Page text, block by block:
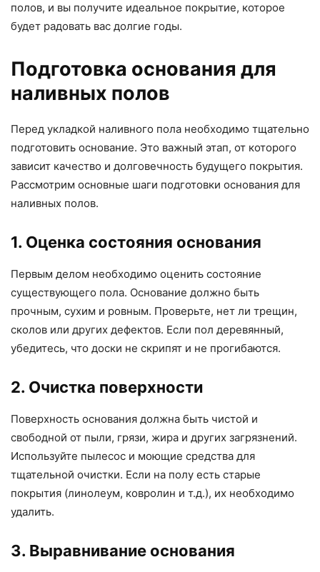
полов, и вы получите идеальное покрытие, которое
будет радовать вас долгие годы.
Подготовка основания для
наливных полов
Перед укладкой наливного пола необходимо тщательно
подготовить основание. Это важный этап, от которого
зависит качество и долговечность будущего покрытия.
Рассмотрим основные шаги подготовки основания для
наливных полов.
1. Оценка состояния основания
Первым делом необходимо оценить состояние
существующего пола. Основание должно быть
прочным, сухим и ровным. Проверьте, нет ли трещин,
сколов или других дефектов. Если пол деревянный,
убедитесь, что доски не скрипят и не прогибаются.
2. Очистка поверхности
Поверхность основания должна быть чистой и
свободной от пыли, грязи, жира и других загрязнений.
Используйте пылесос и моющие средства для
тщательной очистки. Если на полу есть старые
покрытия (линолеум, ковролин и т.д.), их необходимо
удалить.
3. Выравнивание основания